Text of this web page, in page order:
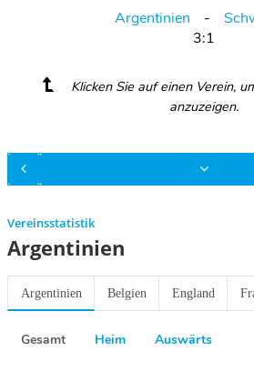
Argentinien
3:1
Klicken Sie auf einen Verein,
anzuzeigen.
Vereinsstatistik
Argentinien
Argentinien Belgien England
Gesamt Heim Auswärts